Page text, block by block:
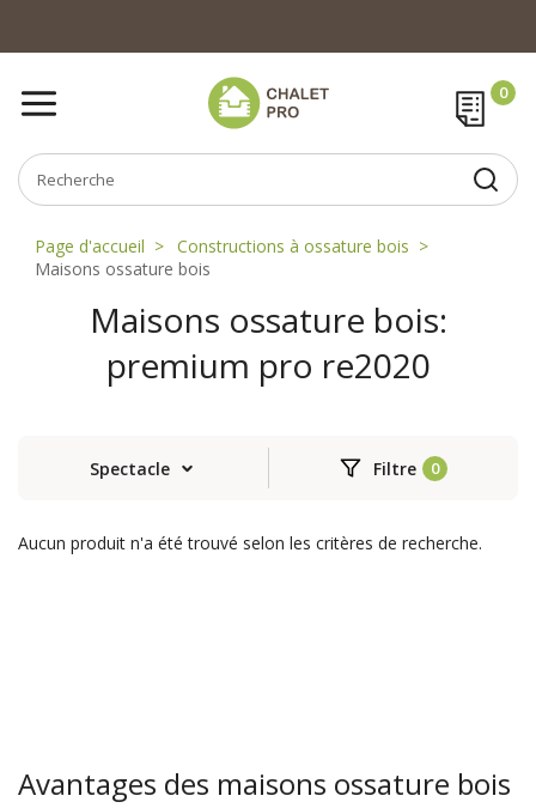
Page d'accueil
Constructions à ossature bois
Maisons ossature bois
Maisons ossature bois:
premium pro re2020
Spectacle Filtre
Aucun produit n'a été trouvé selon les critères de recherche.
Avantages des maisons ossature bois